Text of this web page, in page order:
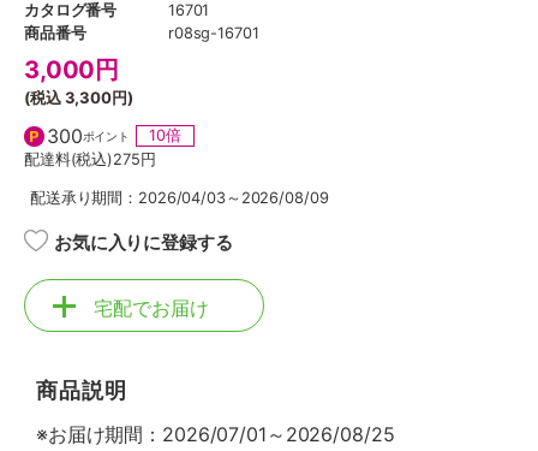
カタログ番号
16701
商品番号
r08sg-16701
3,000 円
(税込3,300円)
300ポイント
10倍
配達料(税込)275円
配送承り期間：2026/04/03～2026/08/09
お気に入りに登録する
宅配でお届け
商品説明
※お届け期間：2026/07/01～2026/08/25